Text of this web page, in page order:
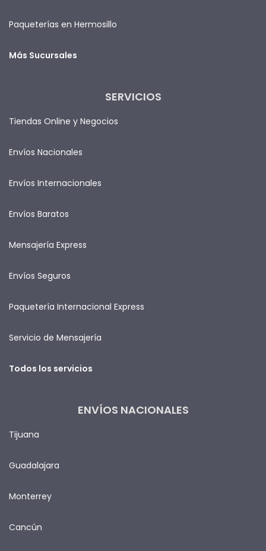
Paqueterías en Hermosillo
Más Sucursales
SERVICIOS
Tiendas Online y Negocios
Envíos Nacionales
Envíos Internacionales
Envíos Baratos
Mensajería Express
Envíos Seguros
Paquetería Internacional Express
Servicio de Mensajería
Todos los servicios
ENVÍOS NACIONALES
Tijuana
Guadalajara
Monterrey
Cancún